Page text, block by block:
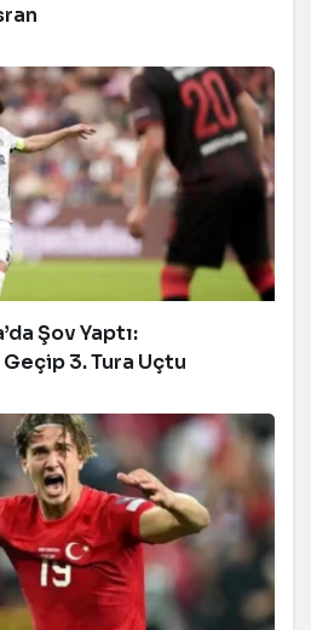
Şov Yaptı:
3. Tura Uçtu